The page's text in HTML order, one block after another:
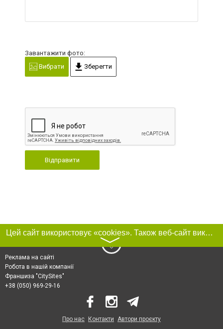
Завантажити фото:
Вибрати
Зберегти
Відправити
Цей сайт використовує «cookies». Також веб-сайт використовує інтернет-сервіс для збору технічних даних стосовно відвідувачів з метою отримання маркетингової та статистичної інформації. Умови обробки даних відвідувачів сайту див.
〉
Реклама на сайті
Робота в нашій компанії
Франшиза "CitySites"
+38 (050) 969-29-16
Про нас Контакти Автори проєкту